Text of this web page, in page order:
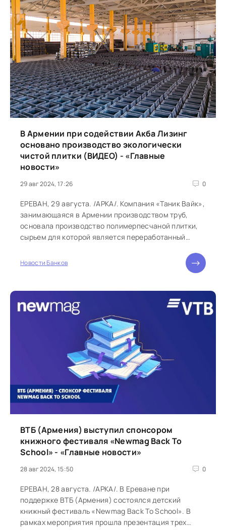
В Армении при содействии Акба Лизинг
основано производство экологически
чистой плитки (ВИДЕО) - «Главные
новости»
29 авг 2024, 17:26 0
ЕРЕВАН, 29 августа. /АРКА/. Компания «Таник Вайк»,
занимающаяся в Армении производством труб,
основала производство полимерпесчаной плитки,
сырьем для которой является переработанный
Новости Банков
ВТБ (Армения) выступил спонсором
книжного фестиваля «Newmag Back To
School» - «Главные новости»
28 авг 2024, 15:50 0
ЕРЕВАН, 28 августа. /АРКА/. В Ереване при
поддержке ВТБ (Армения) состоялся детский
книжный фестиваль «Newmag Back To School». В
рамках мероприятия прошла презентация трех